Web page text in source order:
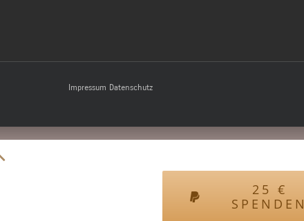
25 €
SPENDEN
Impressum Datenschutz